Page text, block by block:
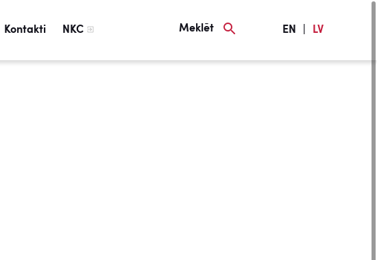
Kontakti NKC Meklēt EN LV